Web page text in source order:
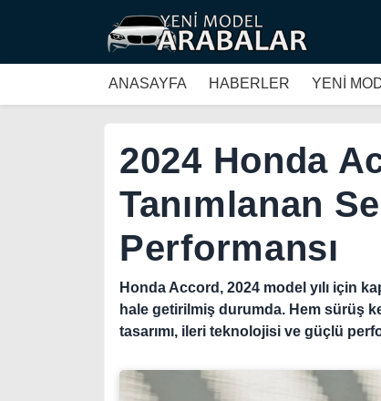
ANASAYFA HABERLER YENİ
2024 Honda
Tanımlanan
Performansı
Honda Accord, 2024 model yılı için
hale getirilmiş durumda. Hem sürüş
tasarımı, ileri teknolojisi ve güçlü